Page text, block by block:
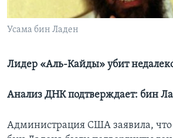
Learning English
Усама бин Ладен
Лидер «Аль-Кайды» убит
Анализ ДНК подтверждает: бин
Администрация США заявила,